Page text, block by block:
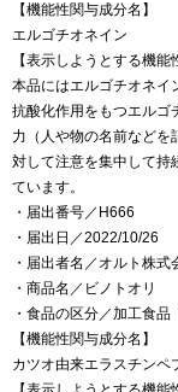
【機能性関与成分名】
エルゴチオネイン
【表示しようとする機能
本品にはエルゴチオネイ
抗酸化作用をもつエルゴ
力（人や物の名前などを
対して注意を集中して持
ています。
・届出番号／H666
・届出日／2022/10/26
・届出者名／オルト株式
・商品名／ビノトオリ
・食品の区分／加工食品
【機能性関与成分名】
カツオ由来エラスチンペ